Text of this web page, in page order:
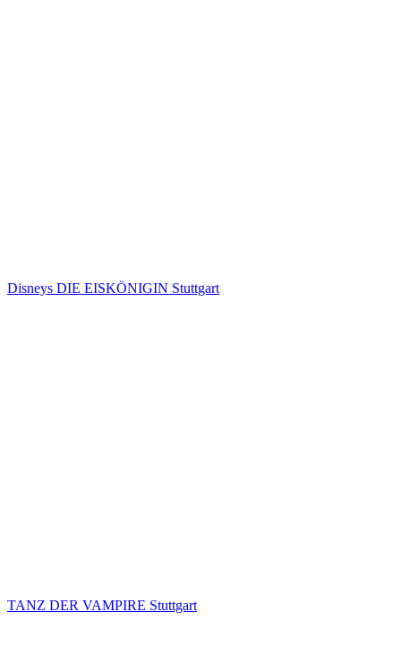
Disneys DIE EISKÖNIGIN Stuttgart
TANZ DER VAMPIRE Stuttgart